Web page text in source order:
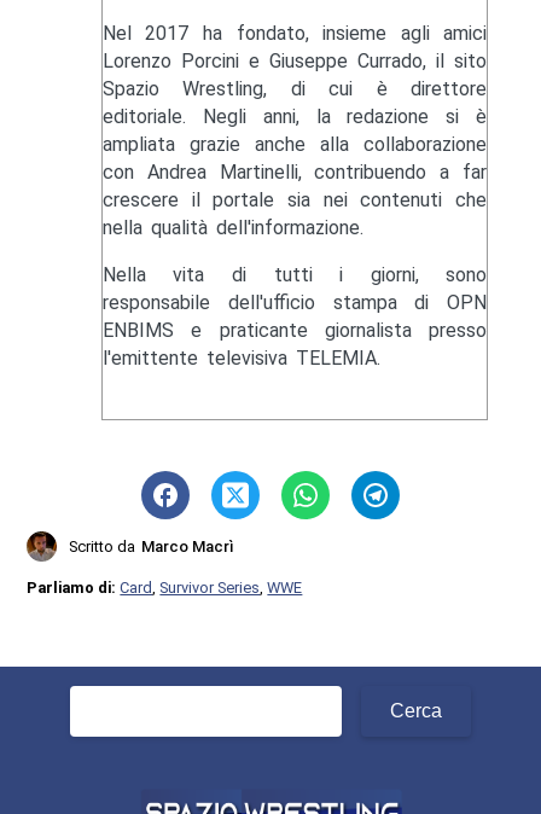
Nel 2017 ha fondato, insieme agli amici
Lorenzo Porcini e Giuseppe Currado, il sito
Spazio Wrestling, di cui è direttore
editoriale. Negli anni, la redazione si è
ampliata grazie anche alla collaborazione
con Andrea Martinelli, contribuendo a far
crescere il portale sia nei contenuti che
nella qualità dell'informazione.
Nella vita di tutti i giorni, sono
responsabile dell'ufficio stampa di OPN
ENBIMS e praticante giornalista presso
l'emittente televisiva TELEMIA.
Scritto da Marco Macrì
Parliamo di:Card ,Survivor Series ,WWE